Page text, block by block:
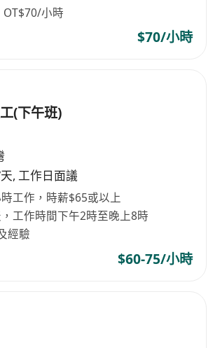
/ 每月花紅或獎金 / 晉升機會 / 在
******
請:
q********XqvaTHvko8
小時
$70/小時
(下午班)
, 工作日面議
工作，時薪$65或以上
工作時間下午2時至晚上8時
經驗
$60-75/小時